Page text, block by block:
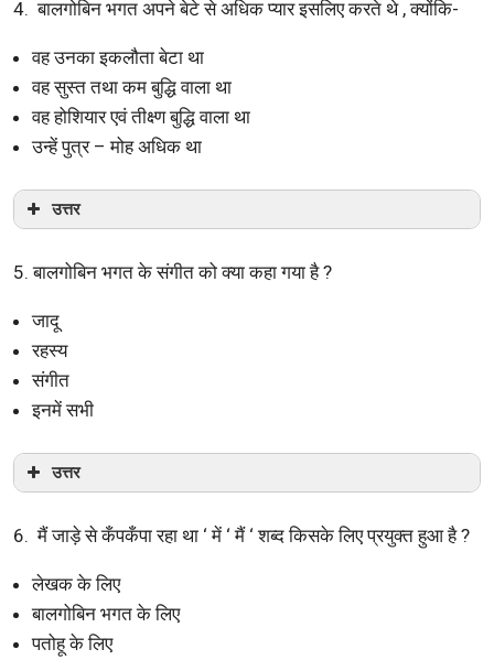
4. बालगोबिन भगत अपने बेटे से अधिक प्यार इसलिए करते थे , क्योंकि-
वह उनका इकलौता बेटा था
वह सुस्त तथा कम बुद्धि वाला था
वह होशियार एवं तीक्ष्ण बुद्धि वाला था
उन्हें पुत्र – मोह अधिक था
उत्तर
5. बालगोबिन भगत के संगीत को क्या कहा गया है ?
जादू
रहस्य
संगीत
इनमें सभी
उत्तर
6. मैं जाड़े से कँपकँपा रहा था ‘ में ‘ मैं ‘ शब्द किसके लिए प्रयुक्त हुआ है ?
लेखक के लिए
बालगोबिन भगत के लिए
पतोहू के लिए